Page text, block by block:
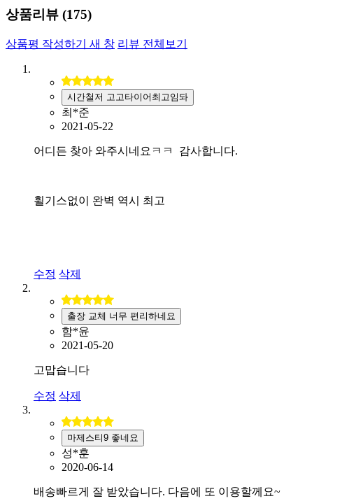
상품리뷰 (175)
상품평 작성하기 새 창 리뷰 전체보기
시간철저 고고타이어최고임돠
최*준
2021-05-22
어디든 찾아 와주시네요ㅋㅋ 감사합니다.
휠기스없이 완벽 역시 최고
수정 삭제
출장 교체 너무 편리하네요
함*윤
2021-05-20
고맙습니다
수정 삭제
마제스티9 좋네요
성*훈
2020-06-14
배송빠르게 잘 받았습니다. 다음에 또 이용할께요~